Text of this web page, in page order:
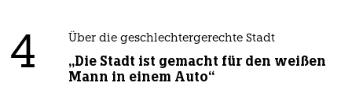
4 Über die geschlechtergerechte Stadt
„Die Stadt ist gemacht für den weißen
Mann in einem Auto“